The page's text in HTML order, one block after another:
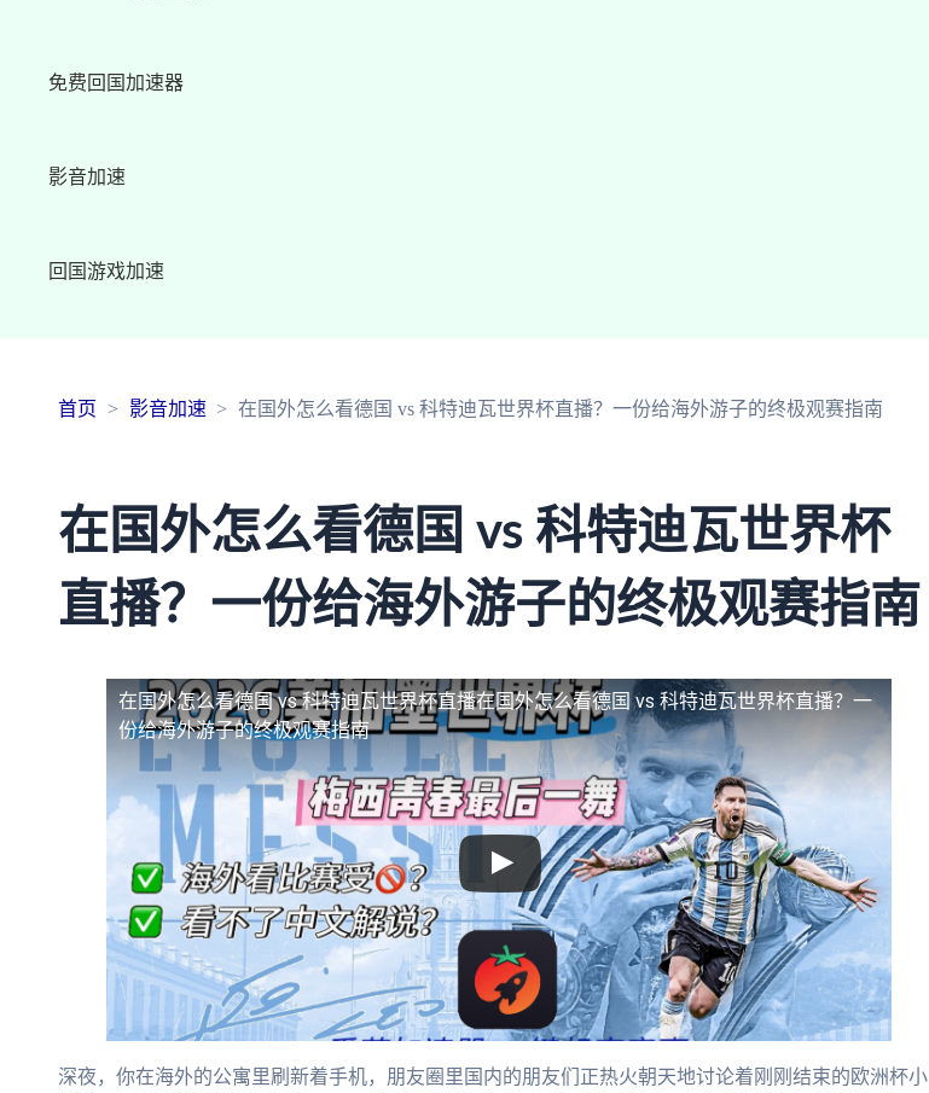
免费回国加速器
影音加速
回国游戏加速
首页 影音加速 在国外怎么看德国 vs 科特迪瓦世界杯直播？一份给海外游子的终极观赛指南
在国外怎么看德国 vs 科特迪瓦世界杯
直播？一份给海外游子的终极观赛指南
在国外怎么看德国 vs 科特迪瓦世界杯直播在国外怎么看德国 vs 科特迪瓦世界杯直播？一
份给海外游子的终极观赛指南
深夜，你在海外的公寓里刷新着手机，朋友圈里国内的朋友们正热火朝天地讨论着刚刚结束的欧洲杯小